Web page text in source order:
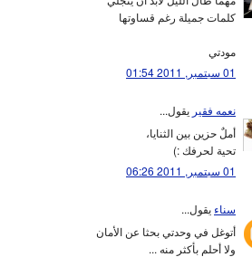
كلمات جميلة رغم قساوتها
مودتي
01 سبتمبر, 2011 01:54
نعمه فقير يقول...
أملٌ حزين بين الثنايا،
تحية لحرفك :)
01 سبتمبر, 2011 06:26
سناء يقول...
أتوغل في وحدتي بحثا عن الأمان
ولا أحلم بأكثر منه ...